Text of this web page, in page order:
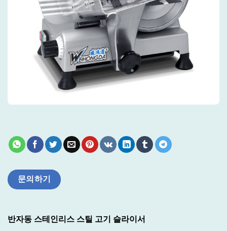
문의하기
반자동 스테인리스 스틸 고기 슬라이서